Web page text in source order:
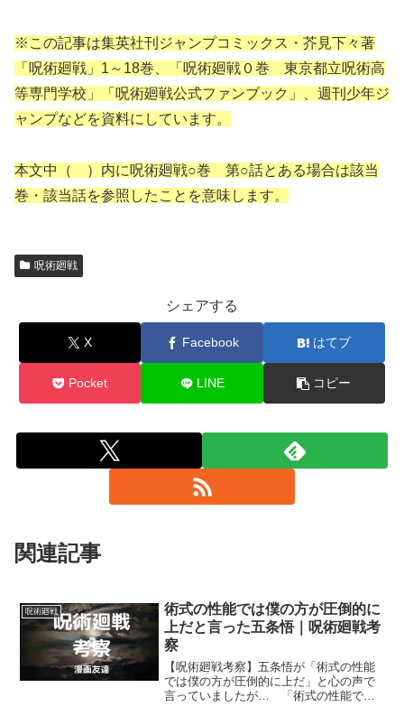
※この記事は集英社刊ジャンプコミックス・芥見下々著
「呪術廻戦」1～18巻、「呪術廻戦０巻 東京都立呪術高
等専門学校」「呪術廻戦公式ファンブック」、週刊少年ジ
ャンプなどを資料にしています。
本文中（ ）内に呪術廻戦○巻 第○話とある場合は該当
巻・該当話を参照したことを意味します。
呪術廻戦
シェアする
X Facebook はてブ
Pocket LINE コピー
関連記事
呪術廻戦
術式の性能では僕の方が圧倒的に
上だと言った五条悟｜呪術廻戦考
察
【呪術廻戦考察】五条悟が「術式の性能
では僕の方が圧倒的に上だ」と心の声で
言っていましたが… 「術式の性能では